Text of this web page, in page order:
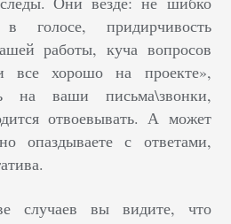
голосе, придирчивость
работы, куча вопросов
хорошо на проекте»,
на ваши письма\звонки,
отвоевывать. А может
опаздываете с ответами,
случаев вы видите, что